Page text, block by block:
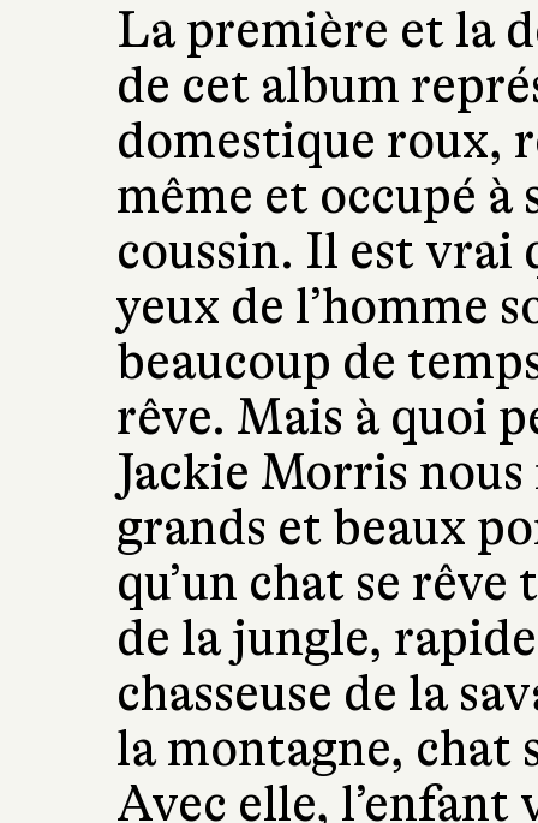
La première et la
de cet album
domestique roux,
même et occupé à
coussin. Il est vrai
yeux de l’homme
beaucoup de
rêve. Mais à quoi
Jackie Morris
grands et beaux
qu’un chat se
de la jungle,
chasseuse de la
la montagne, chat
Avec elle, l’enfant